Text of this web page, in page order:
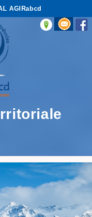
AGIRabcd